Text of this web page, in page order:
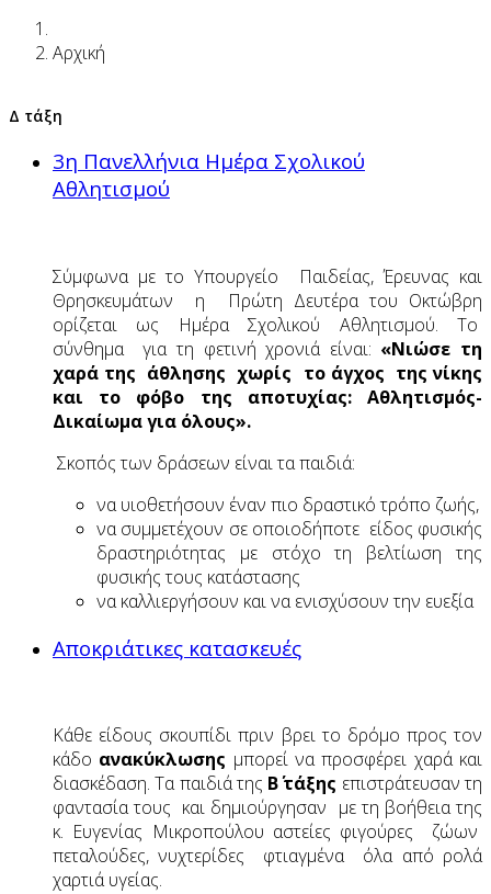
Αρχική
Δ τάξη
3η Πανελλήνια Ημέρα Σχολικού
Αθλητισμού
Σύμφωνα με το Υπουργείο Παιδείας, Έρευνας και
Θρησκευμάτων η Πρώτη Δευτέρα του Οκτώβρη
ορίζεται ως Ημέρα Σχολικού Αθλητισμού. Το
σύνθημα για τη φετινή χρονιά είναι: «Νιώσε τη
χαρά της άθλησης χωρίς το άγχος της νίκης
και το φόβο της αποτυχίας: Αθλητισμός-
Δικαίωμα για όλους».
Σκοπός των δράσεων είναι τα παιδιά:
να υιοθετήσουν έναν πιο δραστικό τρόπο ζωής,
να συμμετέχουν σε οποιοδήποτε είδος φυσικής
δραστηριότητας με στόχο τη βελτίωση της
φυσικής τους κατάστασης
να καλλιεργήσουν και να ενισχύσουν την ευεξία
Αποκριάτικες κατασκευές
Κάθε είδους σκουπίδι πριν βρει το δρόμο προς τον
κάδο ανακύκλωσης μπορεί να προσφέρει χαρά και
διασκέδαση. Τα παιδιά της Β΄ τάξης επιστράτευσαν τη
φαντασία τους και δημιούργησαν με τη βοήθεια της
κ. Ευγενίας Μικροπούλου αστείες φιγούρες ζώων
πεταλούδες, νυχτερίδες φτιαγμένα όλα από ρολά
χαρτιά υγείας.